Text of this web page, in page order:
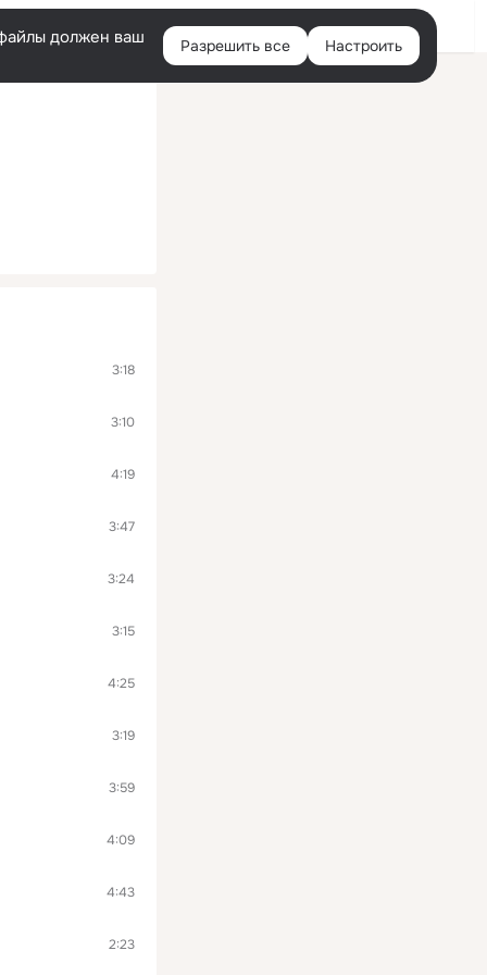
Войти
должен ваш Разрешить все Настроить
3:18
3:10
4:19
3:47
3:24
3:15
4:25
3:19
3:59
4:09
4:43
2:23